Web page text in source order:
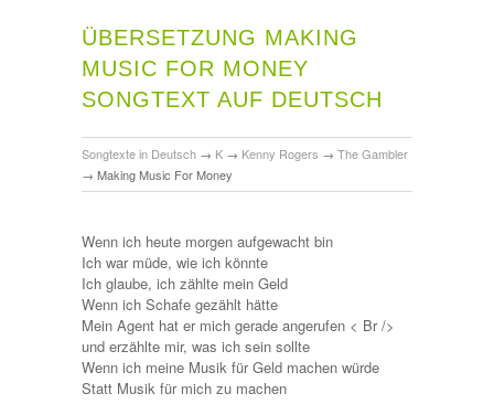
ÜBERSETZUNG MAKING
MUSIC FOR MONEY
SONGTEXT AUF DEUTSCH
Songtexte in Deutsch → K → Kenny Rogers → The Gambler
→ Making Music For Money
Wenn ich heute morgen aufgewacht bin
Ich war müde, wie ich könnte
Ich glaube, ich zählte mein Geld
Wenn ich Schafe gezählt hätte
Mein Agent hat er mich gerade angerufen < Br />
und erzählte mir, was ich sein sollte
Wenn ich meine Musik für Geld machen würde
Statt Musik für mich zu machen